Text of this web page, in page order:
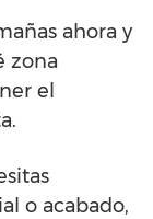
ahora y
zona
el
o acabado,